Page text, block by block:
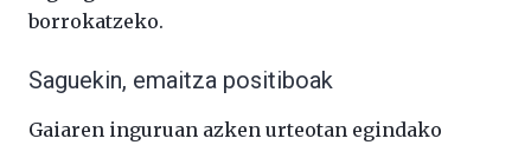
borrokatzeko.
Saguekin, emaitza positiboak
Gaiaren inguruan azken urteotan egindako